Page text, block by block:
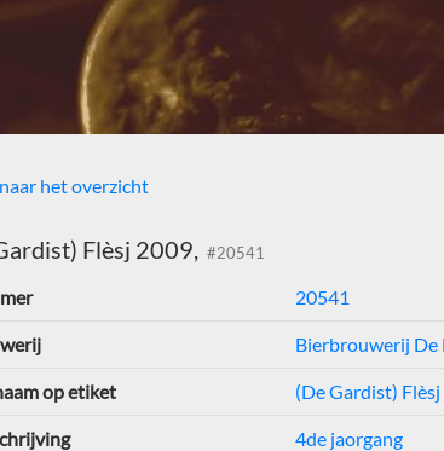
het overzicht
Flèsj 2009, #20541
20541
Bierbrouwerij De
op etiket (De Gardist)
4de jaorgang